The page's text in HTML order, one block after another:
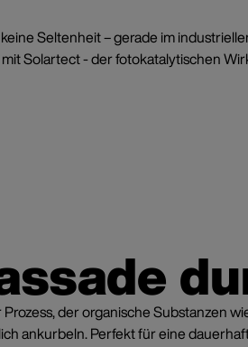
Seltenheit – gerade im
Solartect - der fotokatalytischen
der organische Substanzen
ankurbeln. Perfekt für eine